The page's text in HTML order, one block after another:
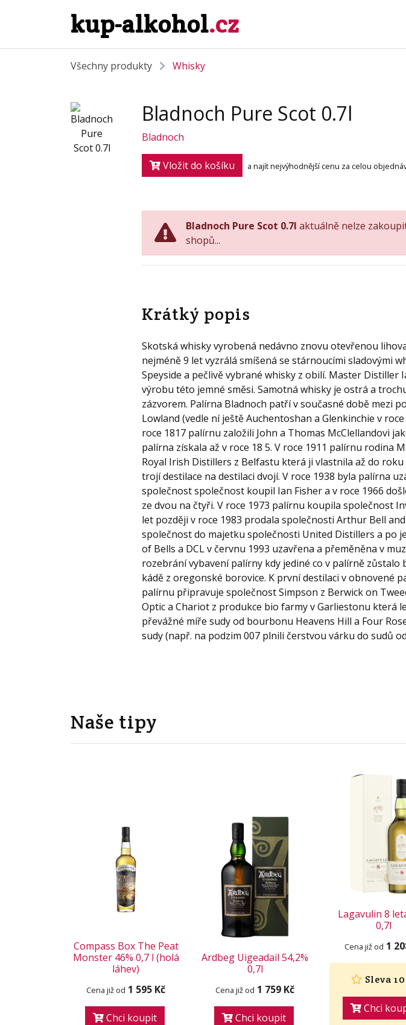
kup-alkohol.cz
Všechny produkty Whisky
Bladnoch Pure Scot 0.7l
Bladnoch
Vložit do košíku a najít nejvýhodnější cenu za celou
Bladnoch Pure Scot 0.7l aktuálně nelze
shopů...
Krátký popis
Skotská whisky vyrobená nedávno znovu otevřenou
nejméně 9 let vyzrálá smíšená se stárnoucími sladovými
Speyside a pečlivě vybrané whisky z obilí. Master Distiller
výrobu této jemné směsi. Samotná whisky je ostrá a
zázvorem. Palírna Bladnoch patří v současné době mezi
Lowland (vedle ní ještě Auchentoshan a Glenkinchie v
roce 1817 palírnu založili John a Thomas McClellandovi
palírna získala až v roce 18 5. V roce 1911 palírnu rodina
Royal Irish Distillers z Belfastu která ji vlastnila až do roku
trojí destilace na destilaci dvojí. V roce 1938 byla palírna
společnost společnost koupil Ian Fisher a v roce 1966
ze dvou na čtyři. V roce 1973 palírnu koupila společnost
let později v roce 1983 prodala společnosti Arthur Bell
společnost do majetku společnosti United Distillers a po
of Bells a DCL v červnu 1993 uzavřena a přeměněna v
rozebrání vybavení palírny kdy jediné co v palírně
kádě z oregonské borovice. K první destilaci v obnovené
palírnu připravuje společnost Simpson z Berwick on
Optic a Chariot z produkce bio farmy v Garliestonu která
převážné míře sudy od bourbonu Heavens Hill a Four
sudy (např. na podzim 007 plnili čerstvou várku do sudů
Naše tipy
Compass Box The Peat
Monster 46% 0,7 l (holá
láhev)
Cena již od 1 595 Kč
Chci koupit
Ardbeg Uigeadail 54,2%
0,7l
Cena již od 1 759 Kč
Chci koupit
Lagavulin 8
0,7l
Cena již od 1
Sleva
Chci